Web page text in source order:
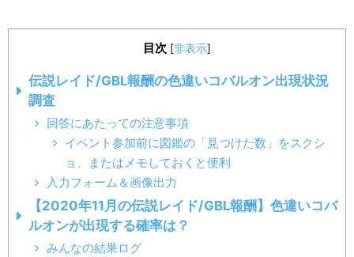
目次 [非表示]
伝説レイド/GBL報酬の色違いコバルオン出現状況
調査
回答にあたっての注意事項
イベント参加前に図鑑の「見つけた数」をスクシ
ョ、またはメモしておくと便利
入力フォーム＆画像出力
【2020年11月の伝説レイド/GBL報酬】色違いコバ
ルオンが出現する確率は？
みんなの結果ログ